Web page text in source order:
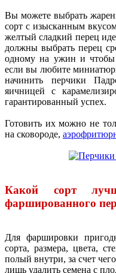
Вы можете выбрать
сорт с изысканным
желтый сладкий перец
должны выбрать перец
одному на ужин и
если вы любите
начинить перчики
яичницей с
гарантированный успех.
Готовить их можно не
на сковороде,
Какой сорт
фаршированного
Для фаршировки
сорта, размера, цвета,
полый внутри, за счет
лишь удалить семена с